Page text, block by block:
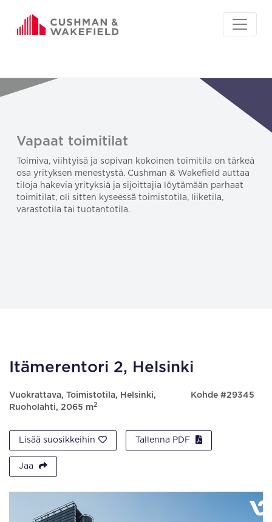
Vapaat toimitilat
Toimiva, viihtyisä ja sopivan kokoinen toimitila on tärkeä
osa yrityksen menestystä. Cushman & Wakefield auttaa
tiloja hakevia yrityksiä ja sijoittajia löytämään parhaat
toimitilat, oli sitten kyseessä toimistotila, liiketila,
varastotila tai tuotantotila.
Itämerentori 2, Helsinki
Vuokrattava, Toimistotila, Helsinki,
Ruoholahti, 2065 m2
Kohde #29345
Lisää suosikkeihin Tallenna PDF
Jaa